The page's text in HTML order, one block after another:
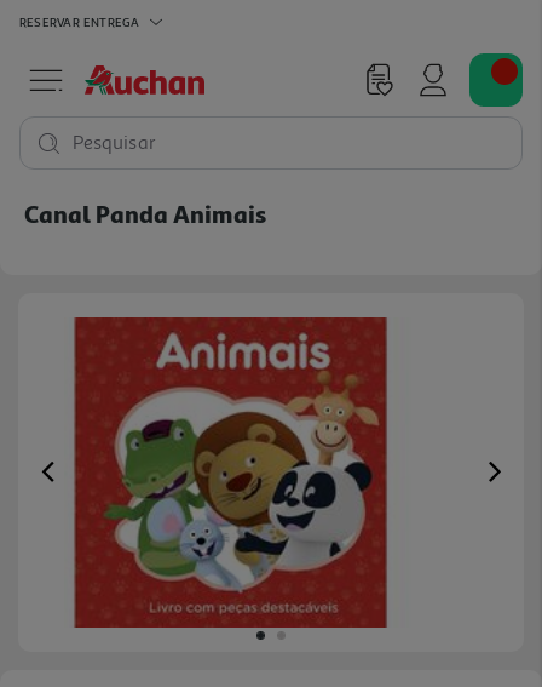
RESERVAR ENTREGA
Pesquisar
Canal Panda Animais
Previous